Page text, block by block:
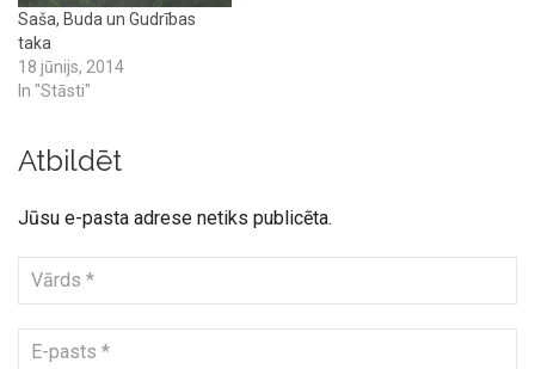
Saša, Buda un Gudrības
taka
18 jūnijs, 2014
In "Stāsti"
Atbildēt
Jūsu e-pasta adrese netiks publicēta.